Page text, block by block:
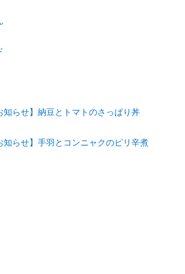
知らせ】納豆とトマトのさっぱり丼
知らせ】手羽とコンニャクのピリ辛煮